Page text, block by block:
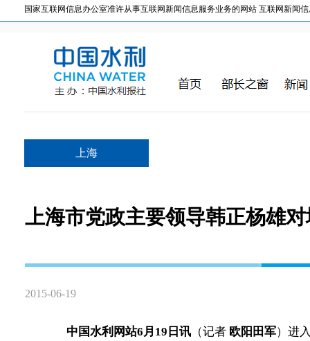
国家互联网信息办公室准许从事互联网新闻信息服务业务的网站 互联网新闻信
上海
上海市党政主要领导韩正杨雄
2015-06-19
中国水利网站6月19日讯 （记者 欧阳田军）进